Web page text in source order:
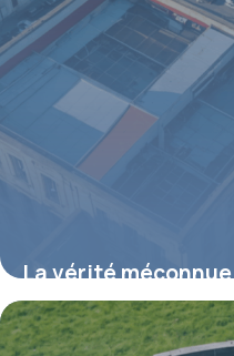
La vérité
cruciale entre
les experts du